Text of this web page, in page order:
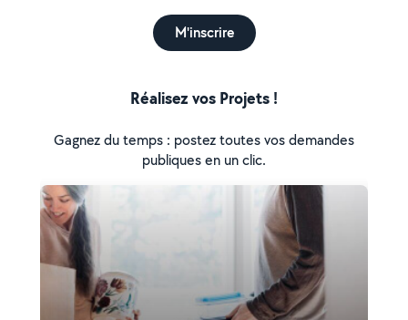
M'inscrire
Réalisez vos Projets !
Gagnez du temps : postez toutes vos demandes
publiques en un clic.